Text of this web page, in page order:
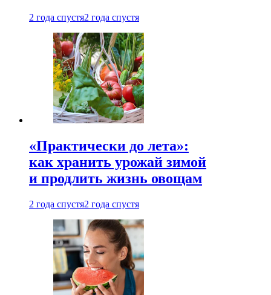
2 года спустя2 года спустя
«Практически до лета»:
как хранить урожай зимой
и продлить жизнь овощам
2 года спустя2 года спустя